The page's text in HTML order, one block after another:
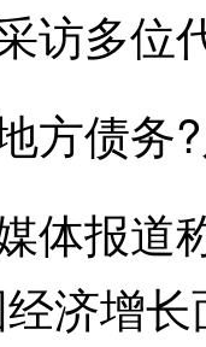
访多位
债务?
报道称
济增